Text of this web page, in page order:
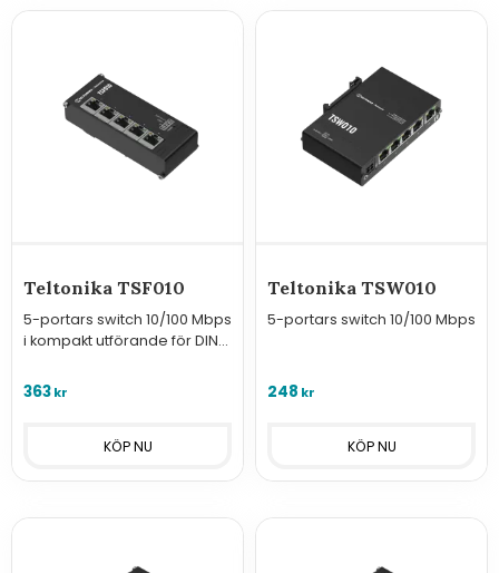
Teltonika TSF010
5-portars switch 10/100 Mbps
i kompakt utförande för DIN-
363kr
Teltonika TSW010
5-portars switch 10/100 Mbps
248 kr